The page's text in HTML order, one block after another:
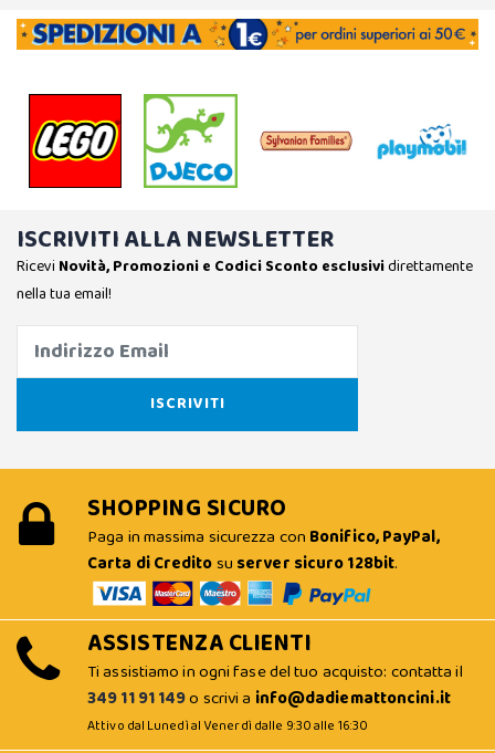
ISCRIVITI ALLA NEWSLETTER
Ricevi Novità, Promozioni e Codici Sconto esclusividirettamente
nella tua email!
SHOPPING SICURO
Paga in massima sicurezza con Bonifico, PayPal,
Carta di Creditosu server sicuro 128bit.
ASSISTENZA CLIENTI
Ti assistiamo in ogni fase del tuo acquisto: contatta il
349 11 91 149o scrivi a info@dadiemattoncini.it
Attivo dal Lunedì al Venerdì dalle 9:30 alle 16:30